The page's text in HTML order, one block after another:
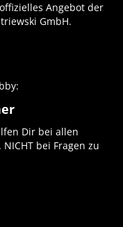
Angebot der
GmbH.
Dir bei allen
bei Fragen zu